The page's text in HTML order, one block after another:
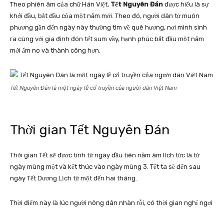
Theo phiên âm của chữ Hán Việt, Tết Nguyên Đán được hiểu là sự
khởi đầu, bắt đầu của một năm mới. Theo đó, người dân từ muôn
phương gần đến ngày này thường tìm về quê hương, nơi mình sinh
ra cùng với gia đình đón tết sum vầy, hạnh phúc bắt đầu một năm
mới ấm no và thành công hơn.
Tết Nguyên Đán là một ngày lễ cổ truyền của người dân Việt Nam
Thời gian Tết Nguyên Đán
Thời gian Tết sẽ được tính từ ngày đầu tiên năm âm lịch tức là từ
ngày mùng một và kết thúc vào ngày mùng 3. Tết ta sẽ đến sau
ngày Tết Dương Lịch từ một đến hai tháng.
Thời điểm này là lúc người nông dân nhàn rỗi, có thời gian nghỉ ngơi